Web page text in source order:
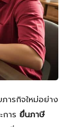
ารกิจใหม่อย่าง
าร ยื่นภาษี